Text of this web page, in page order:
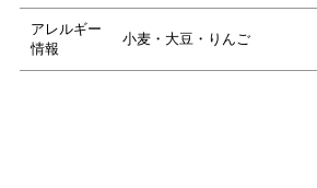
アレルギー
情報
小麦・大豆・りんご